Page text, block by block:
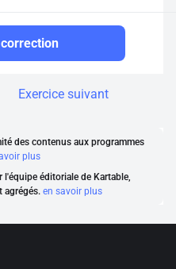
Exercice suivant
des contenus aux programmes
plus
l'équipe éditoriale de Kartable,
agrégés. en savoir plus